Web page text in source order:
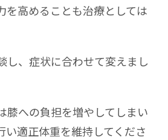
を高めることも治療としては
し、症状に合わせて変えまし
膝への負担を増やしてしまい
い適正体重を維持してくださ